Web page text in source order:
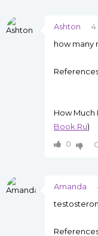
Ashton
4
how many
How Much
Book.Ru)
0
Amanda